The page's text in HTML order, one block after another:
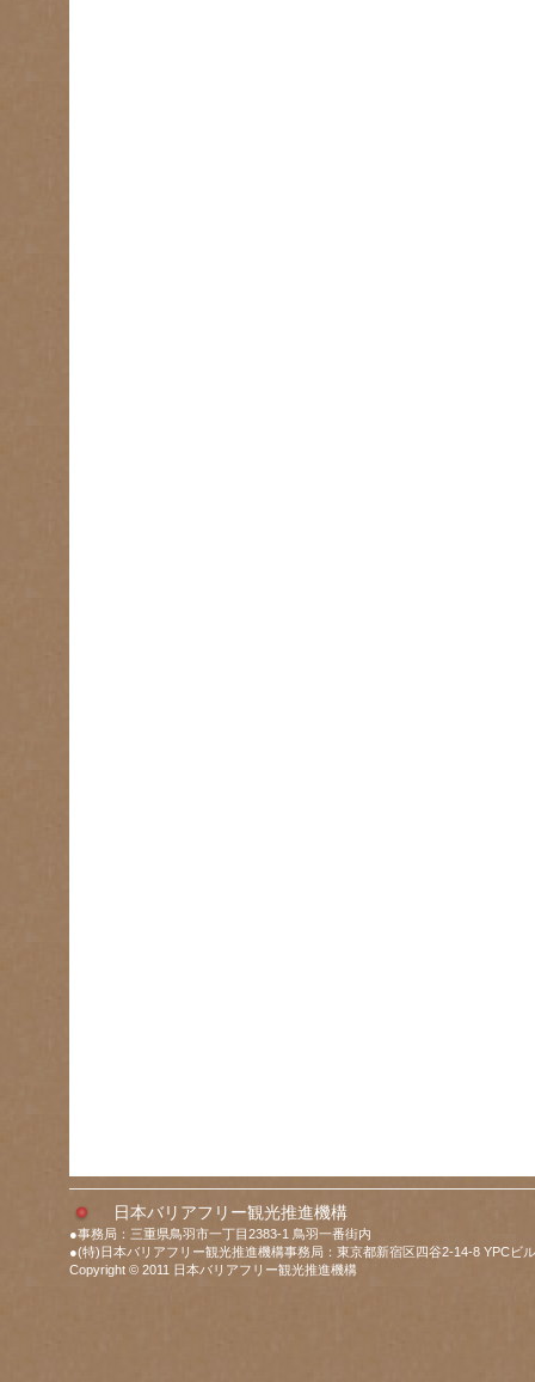
日本バリアフリー観光推進機構
●事務局：三重県鳥羽市一丁目2383-1 鳥羽一番街内
●(特)日本バリアフリー観光推進機構事務局：東京都新宿区四谷2-14-8 YPCビ
Copyright © 2011 日本バリアフリー観光推進機構